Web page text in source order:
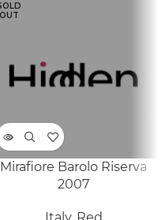
OUT
Mirafiore Barolo Riserva
2007